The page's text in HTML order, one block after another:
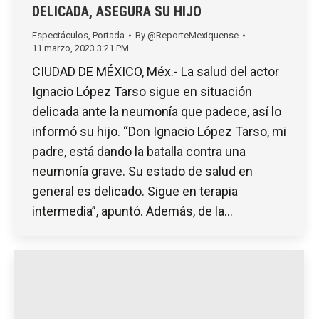
DELICADA, ASEGURA SU HIJO
Espectáculos Portada By @ReporteMexiquense
11 marzo, 2023 3:21 PM
CIUDAD DE MÉXICO, Méx.- La salud del actor
Ignacio López Tarso sigue en situación
delicada ante la neumonía que padece, así lo
informó su hijo. “Don Ignacio López Tarso, mi
padre, está dando la batalla contra una
neumonía grave. Su estado de salud en
general es delicado. Sigue en terapia
intermedia”, apuntó. Además, de la…